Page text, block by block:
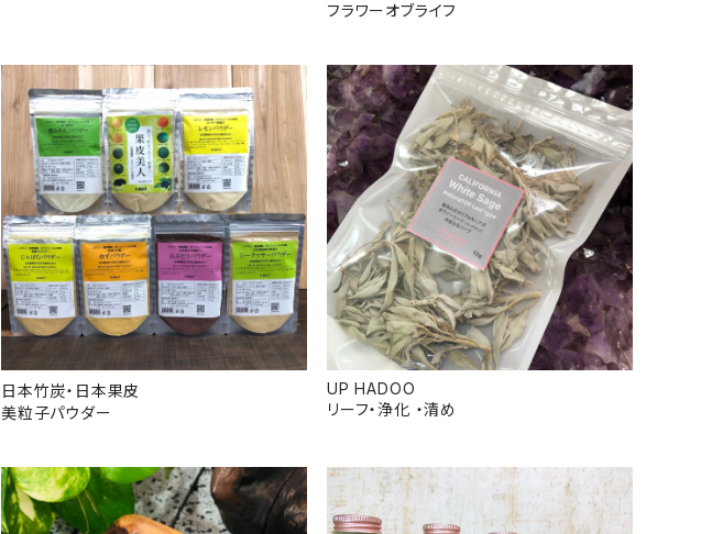
フラワーオブライフ
日本竹炭・日本果皮
美粒子パウダー
UP HADOO
リーフ・浄化 ・清め